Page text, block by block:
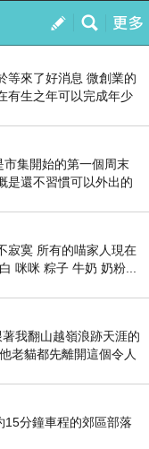
我的
訂閱
等來了好消息 微創業的
有生之年可以完成年少
集開始的第一個周末
是還不習慣可以外出的
寂寞 所有的喵家人現在
咪咪 粽子 牛奶 奶粉...
我翻山越嶺浪跡天涯的
老貓都先離開這個令人
15分鐘車程的郊區部落